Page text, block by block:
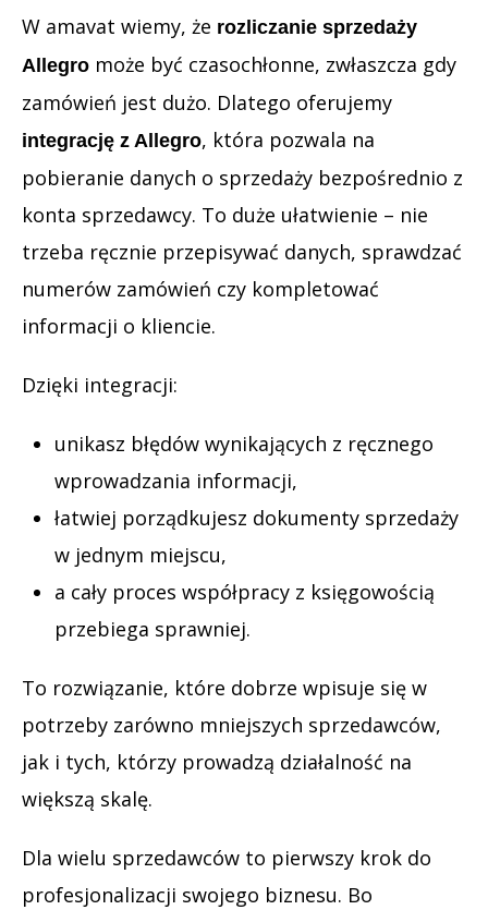
W amavat wiemy, że rozliczanie sprzedaży
Allegro może być czasochłonne, zwłaszcza gdy
zamówień jest dużo. Dlatego oferujemy
integrację z Allegro, która pozwala na
pobieranie danych o sprzedaży bezpośrednio z
konta sprzedawcy. To duże ułatwienie – nie
trzeba ręcznie przepisywać danych, sprawdzać
numerów zamówień czy kompletować
informacji o kliencie.
Dzięki integracji:
unikasz błędów wynikających z ręcznego
wprowadzania informacji,
łatwiej porządkujesz dokumenty sprzedaży
w jednym miejscu,
a cały proces współpracy z księgowością
przebiega sprawniej.
To rozwiązanie, które dobrze wpisuje się w
potrzeby zarówno mniejszych sprzedawców,
jak i tych, którzy prowadzą działalność na
większą skalę.
Dla wielu sprzedawców to pierwszy krok do
profesjonalizacji swojego biznesu. Bo